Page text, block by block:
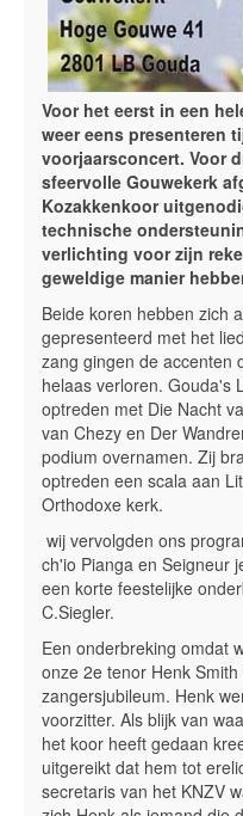
Voor het eerst in een
weer eens presenteren
voorjaarsconcert. Voor
sfeervolle Gouwekerk
Kozakkenkoor
technische
verlichting voor zijn
geweldige manier
Beide koren hebben zich
gepresenteerd met het
zang gingen de accenten
helaas verloren. Gouda's
optreden met Die Nacht
van Chezy en Der
podium overnamen. Zij
optreden een scala aan
Orthodoxe kerk.
wij vervolgden ons
ch'io Pianga en Seigneur
een korte feestelijke
C.Siegler.
Een onderbreking omdat
onze 2e tenor Henk
zangersjubileum. Henk
voorzitter. Als blijk van
het koor heeft gedaan
uitgereikt dat hem tot
secretaris van het KNZV